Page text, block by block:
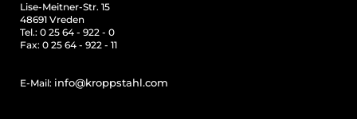
Lise-Meitner-Str. 15
48691 Vreden
Tel.: 0 25 64 - 922 - 0
Fax: 0 25 64 - 922 - 11
E-Mail: info@kroppstahl.com